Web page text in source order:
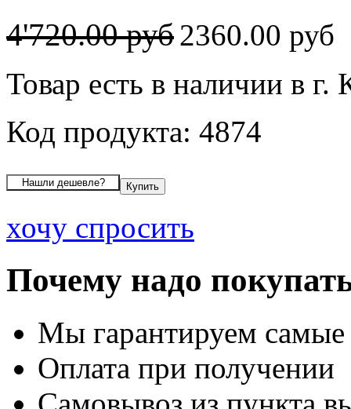
4'720.00 руб2360.00 руб
Товар есть в наличии в г.
Код продукта: 4874
хочу спросить
Почему надо
Мы гарантируем
Оплата при получении